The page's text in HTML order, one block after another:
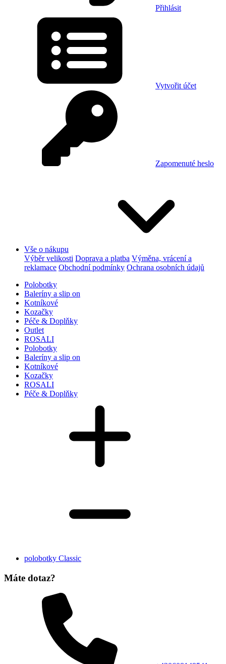
Přihlásit
Vytvořit účet
Zapomenuté heslo
Vše o nákupu
Výběr velikosti Doprava a platba Výměna, vrácení a
reklamace Obchodní podmínky Ochrana osobních údajů
Polobotky
Baleríny a slip on
Kotníkové
Kozačky
Péče & Doplňky
Outlet
ROSALI
Polobotky
Baleríny a slip on
Kotníkové
Kozačky
ROSALI
Péče & Doplňky
polobotky Classic
Máte dotaz?